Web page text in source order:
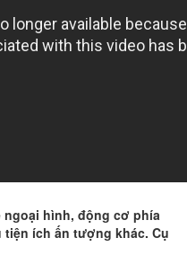
hình, động cơ phía
ích ấn tượng khác. Cụ